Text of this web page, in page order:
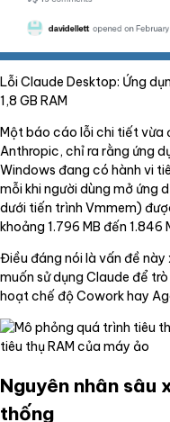
Lỗi Claude Desktop: Ứng
1,8 GB RAM
Một báo cáo lỗi chi tiết vừa
Anthropic, chỉ ra rằng ứng
Windows đang có hành vi
mỗi khi người dùng mở ứng
dưới tiến trình Vmmem)
khoảng 1.796 MB đến 1.846
Điều đáng nói là vấn đề
muốn sử dụng Claude để
hoạt chế độ Cowork hay
tiêu thụ RAM của máy ảo
Nguyên nhân sâu
thống